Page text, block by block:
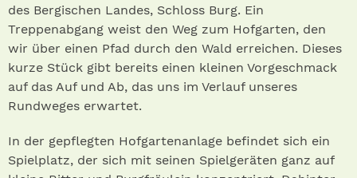
des Bergischen Landes, Schloss Burg. Ein
Treppenabgang weist den Weg zum Hofgarten, den
wir über einen Pfad durch den Wald erreichen. Dieses
kurze Stück gibt bereits einen kleinen Vorgeschmack
auf das Auf und Ab, das uns im Verlauf unseres
Rundweges erwartet.
In der gepflegten Hofgartenanlage befindet sich ein
Spielplatz, der sich mit seinen Spielgeräten ganz auf